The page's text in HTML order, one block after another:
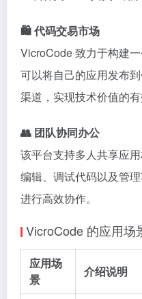
🛍 代码交易市场
VicroCode 致力于构建
可以将自己的应用发布
渠道，实现技术价值的有
👥 团队协同办公
该平台支持多人共享应
编辑、调试代码以及管
进行高效协作。
VicroCode 的应用场
应用场
景
介绍说明